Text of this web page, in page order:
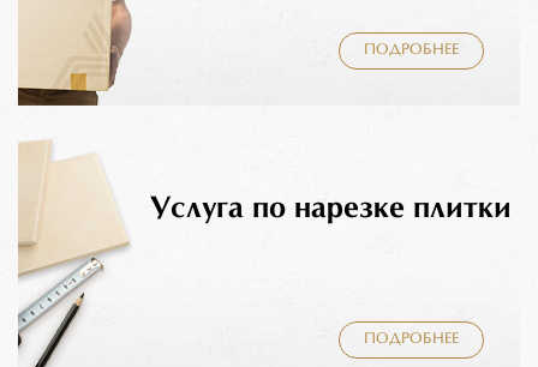
ПОДРОБНЕЕ
Услуга по нарезке плитки
ПОДРОБНЕЕ